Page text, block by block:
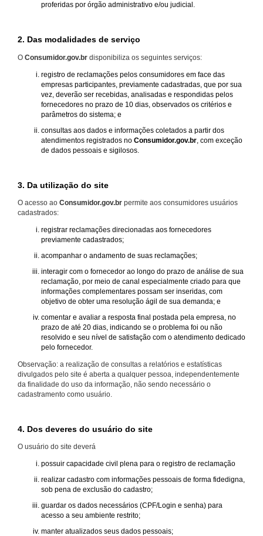
proferidas por órgão administrativo e/ou judicial.
2. Das modalidades de serviço
O Consumidor.gov.br disponibiliza os seguintes serviços:
registro de reclamações pelos consumidores em face das
empresas participantes, previamente cadastradas, que por sua
vez, deverão ser recebidas, analisadas e respondidas pelos
fornecedores no prazo de 10 dias, observados os critérios e
parâmetros do sistema; e
consultas aos dados e informações coletados a partir dos
atendimentos registrados no Consumidor.gov.br , com exceção
de dados pessoais e sigilosos.
3. Da utilização do site
O acesso ao Consumidor.gov.br permite aos consumidores usuários
cadastrados:
registrar reclamações direcionadas aos fornecedores
previamente cadastrados;
acompanhar o andamento de suas reclamações;
interagir com o fornecedor ao longo do prazo de análise de sua
reclamação, por meio de canal especialmente criado para que
informações complementares possam ser inseridas, com
objetivo de obter uma resolução ágil de sua demanda; e
comentar e avaliar a resposta final postada pela empresa, no
prazo de até 20 dias, indicando se o problema foi ou não
resolvido e seu nível de satisfação com o atendimento dedicado
pelo fornecedor.
Observação: a realização de consultas a relatórios e estatísticas
divulgados pelo site é aberta a qualquer pessoa, independentemente
da finalidade do uso da informação, não sendo necessário o
cadastramento como usuário.
4. Dos deveres do usuário do site
O usuário do site deverá
possuir capacidade civil plena para o registro de reclamação
realizar cadastro com informações pessoais de forma fidedigna,
sob pena de exclusão do cadastro;
guardar os dados necessários (CPF/Login e senha) para
acesso a seu ambiente restrito;
manter atualizados seus dados pessoais;